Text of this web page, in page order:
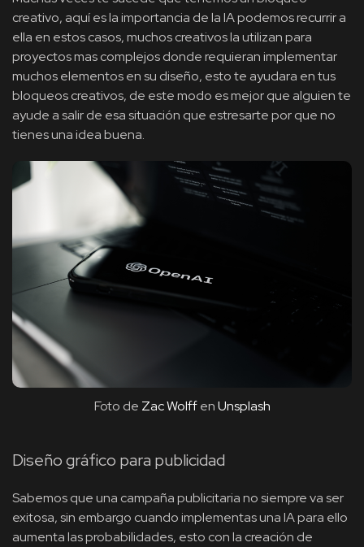
creativo, aquí es la importancia de la IA podemos recurrir a
ella en estos casos, muchos creativos la utilizan para
proyectos mas complejos donde requieran implementar
muchos elementos en su diseño, esto te ayudara en tus
bloqueos creativos, de este modo es mejor que alguien te
ayude a salir de esa situación que estresarte por que no
tienes una idea buena.
Foto de Zac WolffenUnsplash
Diseño gráfico para publicidad
Sabemos que una campaña publicitaria no siempre va ser
exitosa, sin embargo cuando implementas una IA para ello
aumenta las probabilidades, esto con la creación de